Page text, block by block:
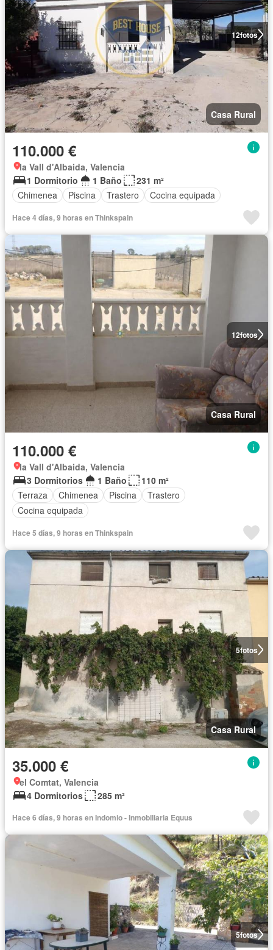
12fotos
Casa Rural
110.000 €
la Vall d'Albaida, Valencia
1 Dormitorio
1 Baño
231 m²
Chimenea
Piscina Trastero Cocina equipada
Hace 4 días, 9 horas en Thinkspain
12fotos
Casa Rural
110.000 €
la Vall d'Albaida, Valencia
3 Dormitorios
1 Baño
110 m²
Terraza
Chimenea Piscina
Trastero
Cocina equipada
Hace 5 días, 9 horas en Thinkspain
5fotos
Casa Rural
35.000 €
el Comtat, Valencia
4 Dormitorios
285 m²
Hace 6 días, 9 horas en Indomio - Inmobiliaria Equus
5fotos